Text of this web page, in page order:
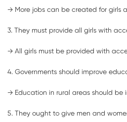
→ More jobs can be created for girls
3. They must provide all girls with
→ All girls must be provided with
4. Governments should improve
→ Education in rural areas should be
5. They ought to give men and